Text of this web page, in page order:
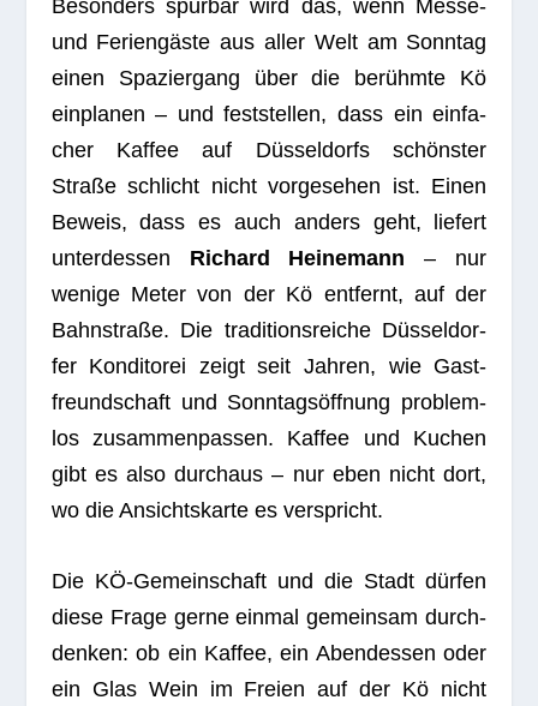
Beson­ders spür­bar wird das, wenn Messe-
und Feri­en­gäste aus aller Welt am Sonn­tag
einen Spa­zier­gang über die berühmte Kö
ein­pla­nen – und fest­stel­len, dass ein ein­fa­
cher Kaf­fee auf Düs­sel­dorfs schöns­ter
Straße schlicht nicht vor­ge­se­hen ist. Einen
Beweis, dass es auch anders geht, lie­fert
unter­des­sen Richard Hei­ne­mann – nur
wenige Meter von der Kö ent­fernt, auf der
Bahn­straße. Die tra­di­ti­ons­rei­che Düs­sel­dor­
fer Kon­di­to­rei zeigt seit Jah­ren, wie Gast­
freund­schaft und Sonn­tags­öff­nung pro­blem­
los zusam­men­pas­sen. Kaf­fee und Kuchen
gibt es also durch­aus – nur eben nicht dort,
wo die Ansichts­karte es verspricht.
Die KÖ-Gemein­schaft und die Stadt dür­fen
diese Frage gerne ein­mal gemein­sam durch­
den­ken: ob ein Kaf­fee, ein Abend­essen oder
ein Glas Wein im Freien auf der Kö nicht